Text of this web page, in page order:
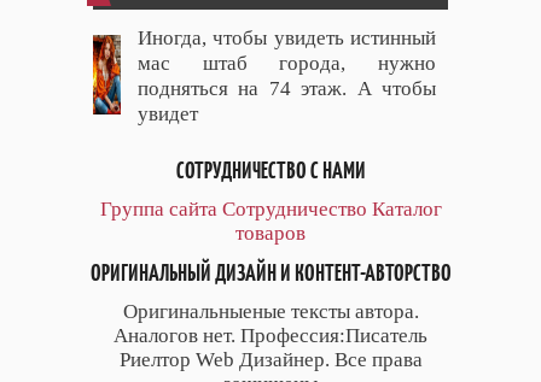
Иногда, чтобы увидеть истинный
мас штаб города, нужно
подняться на 74 этаж. А чтобы
увидет
СОТРУДНИЧЕСТВО С НАМИ
Группа сайта Сотрудничество Каталог
товаров
ОРИГИНАЛЬНЫЙ ДИЗАЙН И КОНТЕНТ-АВТОРСТВО
Оригинальныеные тексты автора.
Аналогов нет. Профессия:Писатель
Риелтор Web Дизайнер. Все права